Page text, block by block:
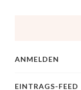
ANMELDEN
EINTRAGS-FEED